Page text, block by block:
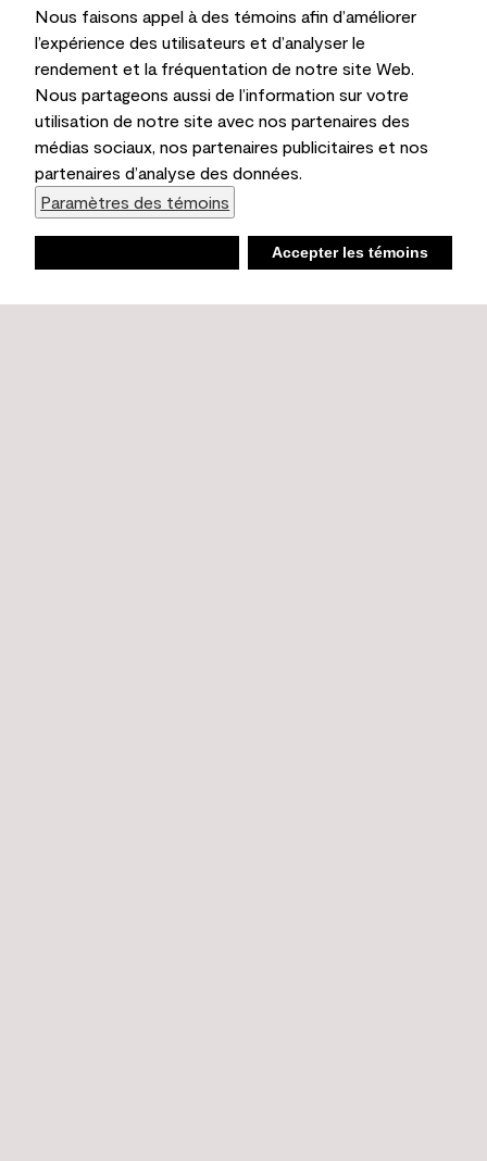
Nous faisons appel à des témoins afin d’améliorer
l’expérience des utilisateurs et d’analyser le
rendement et la fréquentation de notre site Web.
Nous partageons aussi de l’information sur votre
utilisation de notre site avec nos partenaires des
médias sociaux, nos partenaires publicitaires et nos
partenaires d’analyse des données.
Paramètres des témoins
Accepter les témoins
Liste d’achats